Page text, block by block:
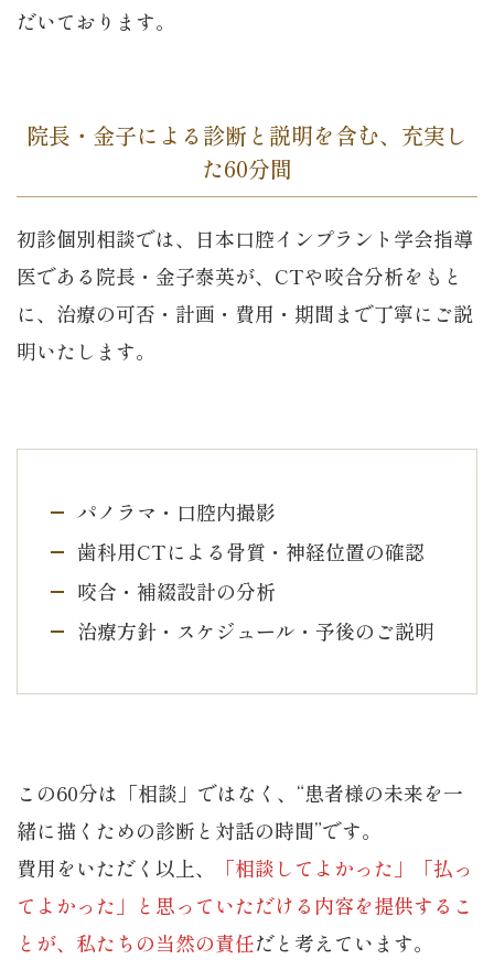
だいております。
院長・金子による診断と説明を含む、充実し
た60分間
初診個別相談では、日本口腔インプラント学会指導
医である院長・金子泰英が、CTや咬合分析をもと
に、治療の可否・計画・費用・期間まで丁寧にご説
明いたします。
パノラマ・口腔内撮影
歯科用CTによる骨質・神経位置の確認
咬合・補綴設計の分析
治療方針・スケジュール・予後のご説明
この60分は「相談」ではなく、“患者様の未来を一
緒に描くための診断と対話の時間”です。
費用をいただく以上、
「相談してよかった」「払っ
てよかった」と思っていただける内容を提供するこ
とが、私たちの当然の責任だと考えています。